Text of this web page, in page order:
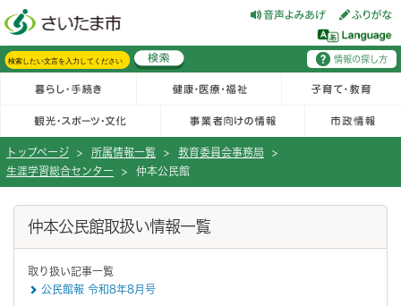
情報の探し方
トップページ > 所属情報一覧 > 教育委員会事務局
>
生涯学習総合センター
> 仲本公民館
仲本公民館取扱い情報一覧
取り扱い記事一覧
公民館報 令和8年8月号